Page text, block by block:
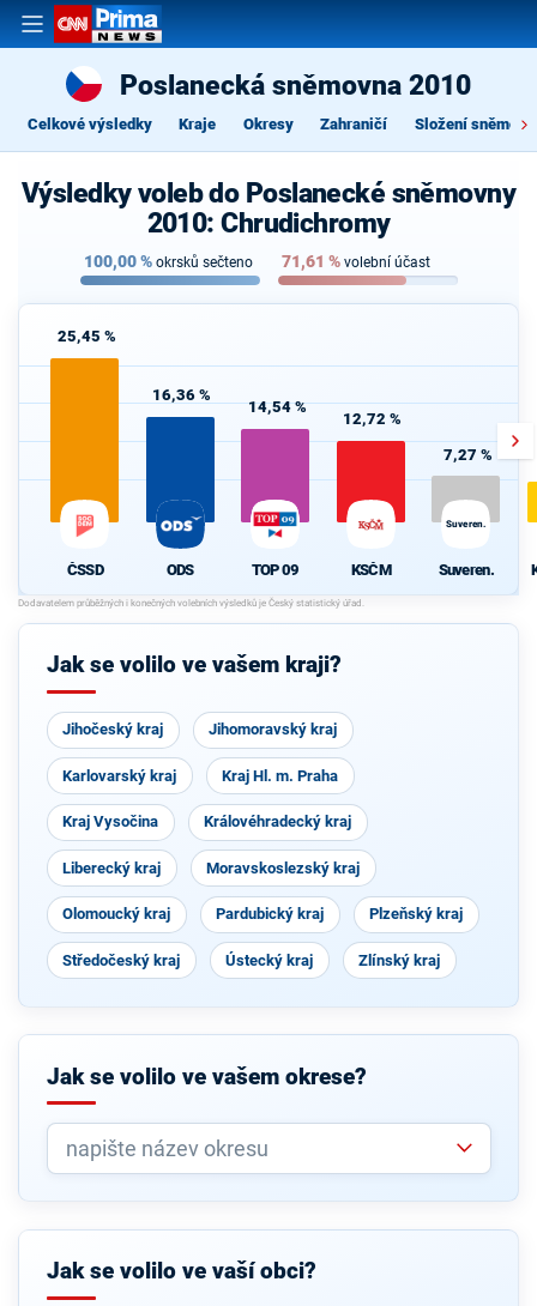
Poslanecká sněmovna 2010
Celkové výsledky Kraje Okresy Zahraničí Složení
Výsledky voleb do Poslanecké sněmovny
2010: Chrudichromy
100,00% okrsků sečteno 71,61 % volební účast
25,45 %
ČSSD
16,36 %
ODS
14,54 %
TOP 09
12,72 %
KSČM
7,27 %
Suveren.
Suveren.
Jak se volilo ve vašem kraji?
Jihočeský kraj Jihomoravský kraj
Karlovarský kraj Kraj Hl. m. Praha
Kraj Vysočina Královéhradecký kraj
Liberecký kraj Moravskoslezský kraj
Olomoucký kraj Pardubický kraj Plzeňský kraj
Středočeský kraj Ústecký kraj Zlínský kraj
Jak se volilo ve vašem okrese?
Jak se volilo ve vaší obci?